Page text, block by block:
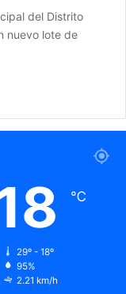
del Distrito
nuevo lote de
℃
29º - 18º
95%
2.21 km/h